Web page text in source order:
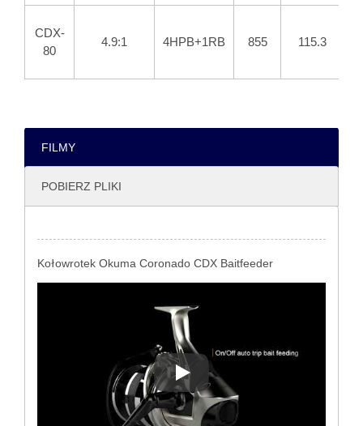
CDX-
80
4.9:1 4HPB+1RB 855 115.3
FILMY
POBIERZ PLIKI
Kołowrotek Okuma Coronado CDX Baitfeeder
Kołowrotek Okuma Coronado